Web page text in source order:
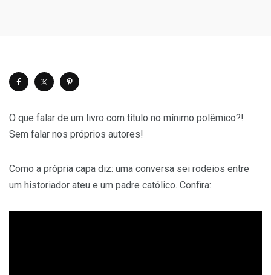
O que falar de um livro com título no mínimo polêmico?!
Sem falar nos próprios autores!
Como a própria capa diz: uma conversa sei rodeios entre
um historiador ateu e um padre católico. Confira: